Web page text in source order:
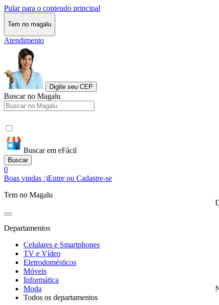
Pular para o conteudo principal
Tem no magalu
Atendimento
Digite seu CEP
Buscar no Magalu
Buscar em eFácil
Buscar
0
Boas vindas :)Entre ou Cadastre-se
Tem no Magalu
Departamentos
Celulares e Smartphones
TV e Vídeo
Eletrodomésticos
Móveis
Informática
Moda
Todos os departamentos